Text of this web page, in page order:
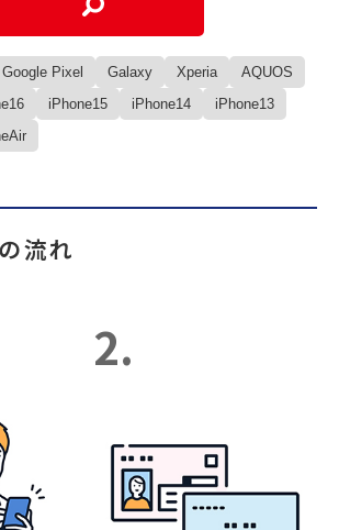
Google Pixel Galaxy Xperia
AQUOS
iPhone15 iPhone14
iPhone13
流れ
2.